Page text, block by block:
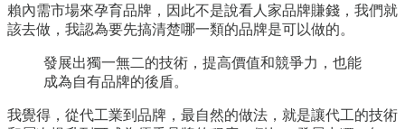
賴內需市場來孕育品牌，因此不是說看人家品牌賺錢，我們就
該去做，我認為要先搞清楚哪一類的品牌是可以做的。
發展出獨一無二的技術，提高價值和競爭力，也能
成為自有品牌的後盾。
我覺得，從代工業到品牌，最自然的做法，就是讓代工的技術